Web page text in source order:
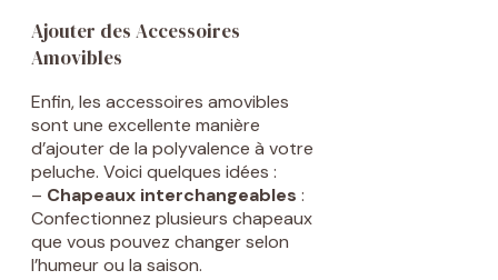
Ajouter des Accessoires
Amovibles
Enfin, les accessoires amovibles
sont une excellente manière
d’ajouter de la polyvalence à votre
peluche. Voici quelques idées :
– Chapeaux interchangeables :
Confectionnez plusieurs chapeaux
que vous pouvez changer selon
l’humeur ou la saison.